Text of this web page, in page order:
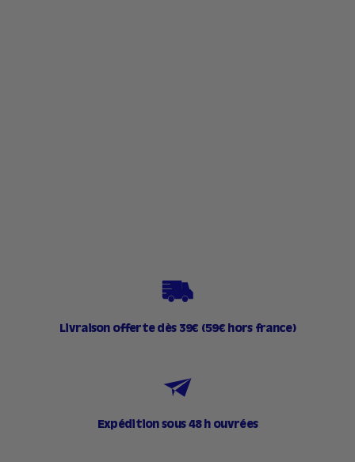
Livraison offerte dès 39€ (59€ hors france)
Expédition sous 48 h ouvrées